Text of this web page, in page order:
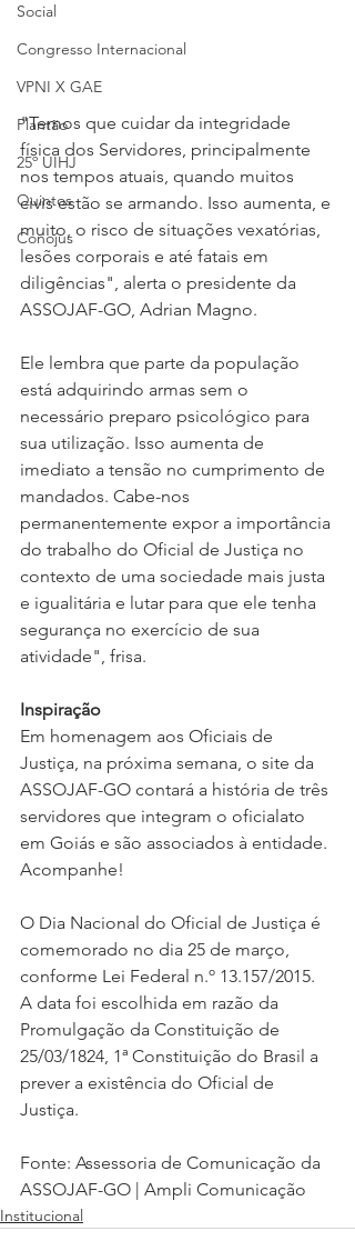
Social
Congresso Internacional
VPNI X GAE
Plantão
25º UIHJ
Quintos
Conojus
"Temos que cuidar da integridade
física dos Servidores, principalmente
nos tempos atuais, quando muitos
civis estão se armando. Isso aumenta, e
muito, o risco de situações vexatórias,
lesões corporais e até fatais em
diligências", alerta o presidente da
ASSOJAF-GO, Adrian Magno.
Ele lembra que parte da população
está adquirindo armas sem o
necessário preparo psicológico para
sua utilização. Isso aumenta de
imediato a tensão no cumprimento de
mandados. Cabe-nos
permanentemente expor a importância
do trabalho do Oficial de Justiça no
contexto de uma sociedade mais justa
e igualitária e lutar para que ele tenha
segurança no exercício de sua
atividade", frisa.
Inspiração
Em homenagem aos Oficiais de
Justiça, na próxima semana, o site da
ASSOJAF-GO contará a história de três
servidores que integram o oficialato
em Goiás e são associados à entidade.
Acompanhe!
O Dia Nacional do Oficial de Justiça é
comemorado no dia 25 de março,
conforme Lei Federal n.º 13.157/2015.
A data foi escolhida em razão da
Promulgação da Constituição de
25/03/1824, 1ª Constituição do Brasil a
prever a existência do Oficial de
Justiça.
Fonte: Assessoria de Comunicação da
ASSOJAF-GO | Ampli Comunicação
Institucional